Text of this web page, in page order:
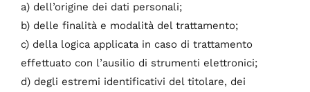
a) dell’origine dei dati personali;
b) delle finalità e modalità del trattamento;
c) della logica applicata in caso di trattamento
effettuato con l’ausilio di strumenti elettronici;
d) degli estremi identificativi del titolare, dei